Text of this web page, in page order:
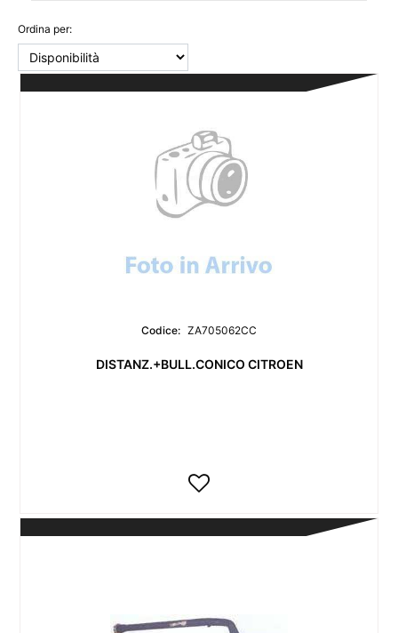
Ordina per:
Codice: ZA705062CC
DISTANZ.+BULL.CONICO CITROEN